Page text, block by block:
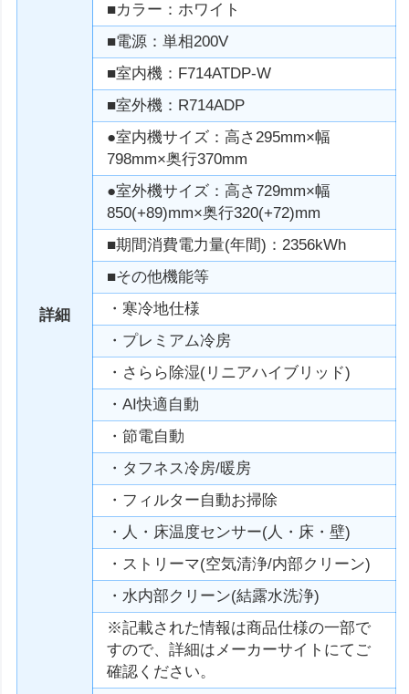
詳細
■カラー：ホワイト
■電源：単相200V
■室内機：F714ATDP-W
■室外機：R714ADP
●室内機サイズ：高さ295mm×幅
798mm×奥行370mm
●室外機サイズ：高さ729mm×幅
850(+89)mm×奥行320(+72)mm
■期間消費電力量(年間)：2356kWh
■その他機能等
・寒冷地仕様
・プレミアム冷房
・さらら除湿(リニアハイブリッド)
・AI快適自動
・節電自動
・タフネス冷房/暖房
・フィルター自動お掃除
・人・床温度センサー(人・床・壁)
・ストリーマ(空気清浄/内部クリーン)
・水内部クリーン(結露水洗浄)
※記載された情報は商品仕様の一部で
すので、詳細はメーカーサイトにてご
確認ください。